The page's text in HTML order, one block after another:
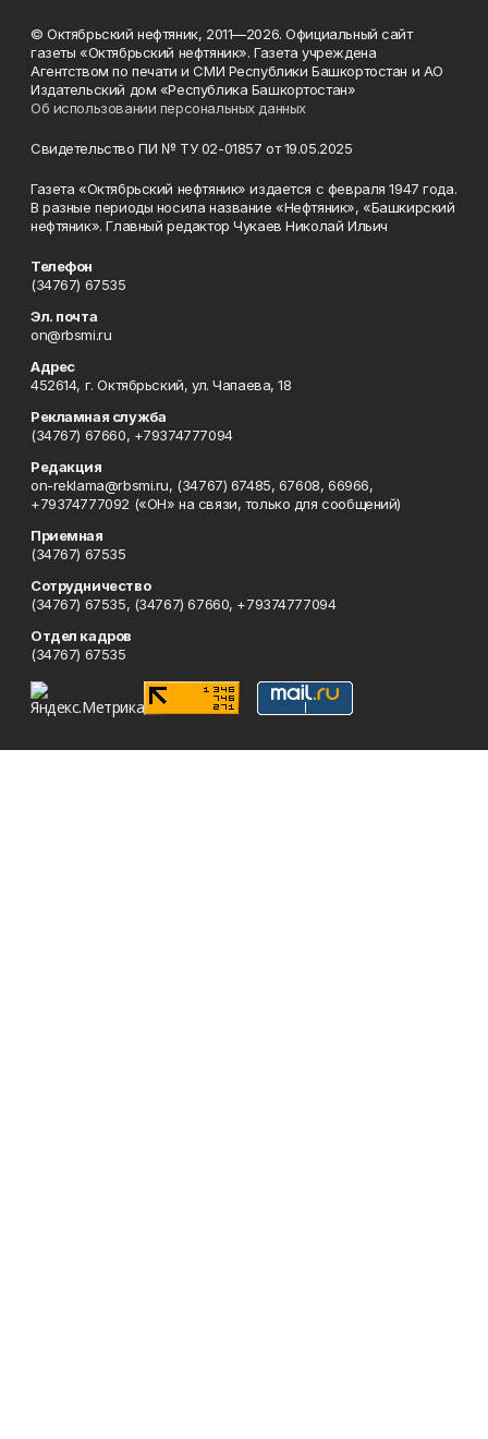
© Октябрьский нефтяник, 2011—2026. Официальный сайт
газеты «Октябрьский нефтяник». Газета учреждена
Агентством по печати и СМИ Республики Башкортостан и АО
Издательский дом «Республика Башкортостан»
Об использовании персональных данных
Свидетельство ПИ № ТУ 02-01857 от 19.05.2025
Газета «Октябрьский нефтяник» издается с февраля 1947 года.
В разные периоды носила название «Нефтяник», «Башкирский
нефтяник». Главный редактор Чукаев Николай Ильич
Телефон
(34767) 67535
Эл. почта
on@rbsmi.ru
Адрес
452614, г. Октябрьский, ул. Чапаева, 18
Рекламная служба
(34767) 67660, +79374777094
Редакция
on-reklama@rbsmi.ru, (34767) 67485, 67608, 66966,
+79374777092 («ОН» на связи, только для сообщений)
Приемная
(34767) 67535
Сотрудничество
(34767) 67535, (34767) 67660, +79374777094
Отдел кадров
(34767) 67535